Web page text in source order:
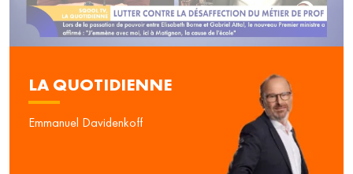
LA QUOTIDIENNE
Emmanuel Davidenkoff